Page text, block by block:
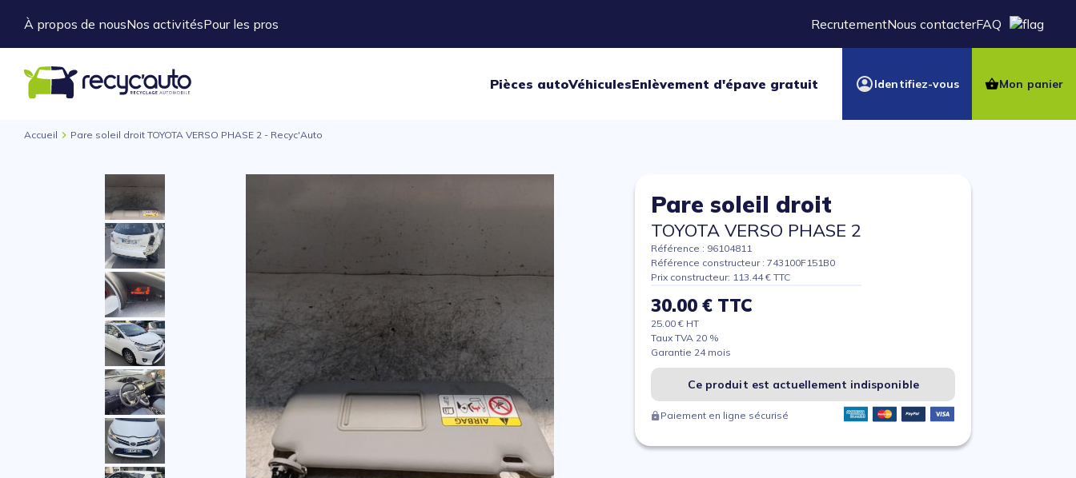
À propos de nousNos activitésPour les pros RecrutementNous contacterFAQ
Pièces autoVéhiculesEnlèvement d'épave gratuit Identifiez-vous Mon panier
Accueil Pare soleil droit TOYOTA VERSO PHASE 2 - Recyc'Auto
Pare soleil droit
TOYOTA VERSO PHASE 2
Référence : 96104811
Référence constructeur : 743100F151B0
Prix constructeur: 113.44 € TTC
30.00 € TTC
25.00 € HT
Taux TVA 20 %
Garantie 24 mois
Ce produit est actuellement indisponible
Paiement en ligne sécurisé